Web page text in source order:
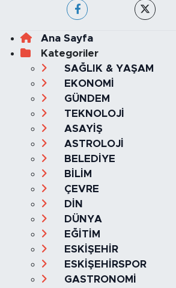
Ana Sayfa
Kategoriler
SAĞLIK & YAŞAM
EKONOMİ
GÜNDEM
TEKNOLOJİ
ASAYİŞ
ASTROLOJİ
BELEDİYE
BİLİM
ÇEVRE
DİN
DÜNYA
EĞİTİM
ESKİŞEHİR
ESKİŞEHİRSPOR
GASTRONOMİ